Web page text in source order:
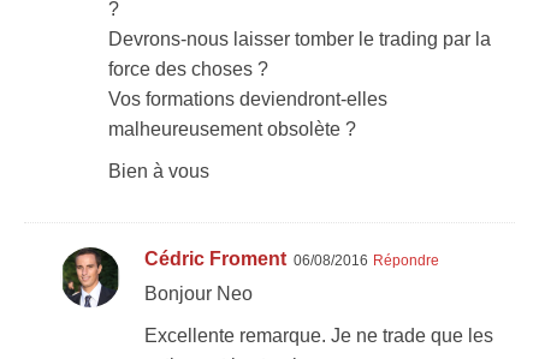
?
Devrons-nous laisser tomber le trading par la
force des choses ?
Vos formations deviendront-elles
malheureusement obsolète ?
Bien à vous
Cédric Froment 06/08/2016 Répondre
Bonjour Neo
Excellente remarque. Je ne trade que les